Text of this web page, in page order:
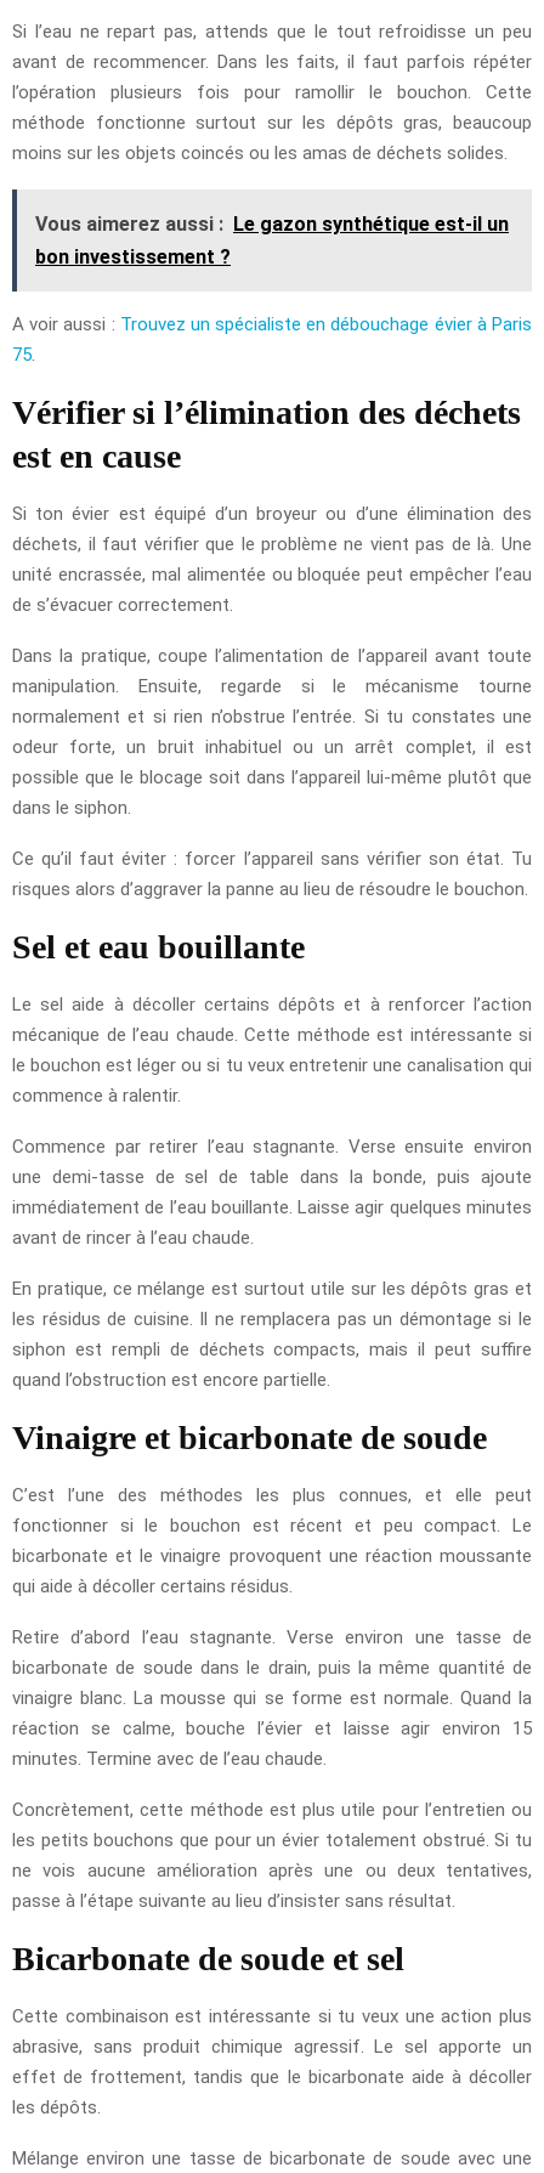
Si l’eau ne repart pas, attends que le tout refroidisse un peu
avant de recommencer. Dans les faits, il faut parfois répéter
l’opération plusieurs fois pour ramollir le bouchon. Cette
méthode fonctionne surtout sur les dépôts gras, beaucoup
moins sur les objets coincés ou les amas de déchets solides.
Vous aimerez aussi : Le gazon synthétique est-il un
bon investissement ?
A voir aussi : Trouvez un spécialiste en débouchage évier à Paris
75
Vérifier si l’élimination des déchets
est en cause
Si ton évier est équipé d’un broyeur ou d’une élimination des
déchets, il faut vérifier que le problème ne vient pas de là. Une
unité encrassée, mal alimentée ou bloquée peut empêcher l’eau
de s’évacuer correctement.
Dans la pratique, coupe l’alimentation de l’appareil avant toute
manipulation. Ensuite, regarde si le mécanisme tourne
normalement et si rien n’obstrue l’entrée. Si tu constates une
odeur forte, un bruit inhabituel ou un arrêt complet, il est
possible que le blocage soit dans l’appareil lui-même plutôt que
dans le siphon.
Ce qu’il faut éviter : forcer l’appareil sans vérifier son état. Tu
risques alors d’aggraver la panne au lieu de résoudre le bouchon.
Sel et eau bouillante
Le sel aide à décoller certains dépôts et à renforcer l’action
mécanique de l’eau chaude. Cette méthode est intéressante si
le bouchon est léger ou si tu veux entretenir une canalisation qui
commence à ralentir.
Commence par retirer l’eau stagnante. Verse ensuite environ
une demi-tasse de sel de table dans la bonde, puis ajoute
immédiatement de l’eau bouillante. Laisse agir quelques minutes
avant de rincer à l’eau chaude.
En pratique, ce mélange est surtout utile sur les dépôts gras et
les résidus de cuisine. Il ne remplacera pas un démontage si le
siphon est rempli de déchets compacts, mais il peut suffire
quand l’obstruction est encore partielle.
Vinaigre et bicarbonate de soude
C’est l’une des méthodes les plus connues, et elle peut
fonctionner si le bouchon est récent et peu compact. Le
bicarbonate et le vinaigre provoquent une réaction moussante
qui aide à décoller certains résidus.
Retire d’abord l’eau stagnante. Verse environ une tasse de
bicarbonate de soude dans le drain, puis la même quantité de
vinaigre blanc. La mousse qui se forme est normale. Quand la
réaction se calme, bouche l’évier et laisse agir environ 15
minutes. Termine avec de l’eau chaude.
Concrètement, cette méthode est plus utile pour l’entretien ou
les petits bouchons que pour un évier totalement obstrué. Si tu
ne vois aucune amélioration après une ou deux tentatives,
passe à l’étape suivante au lieu d’insister sans résultat.
Bicarbonate de soude et sel
Cette combinaison est intéressante si tu veux une action plus
abrasive, sans produit chimique agressif. Le sel apporte un
effet de frottement, tandis que le bicarbonate aide à décoller
les dépôts.
Mélange environ une tasse de bicarbonate de soude avec une